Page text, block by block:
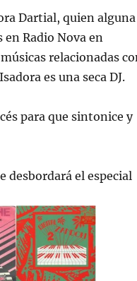
Dartial, quien alguna
Radio Nova en
relacionadas
es una seca DJ.
para que sintonice y
desbordará el especial